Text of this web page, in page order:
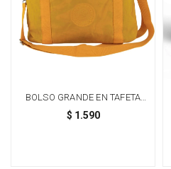
BOLSO GRANDE EN TAFETA
AMASADA - AMARILLO
$ 1.590